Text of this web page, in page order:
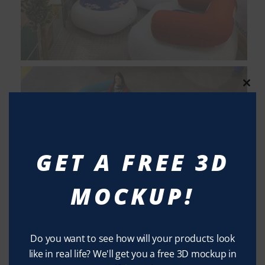
GET A FREE 3D
MOCKUP!
Do you want to see how will your products look
like in real life? We'll get you a free 3D mockup in